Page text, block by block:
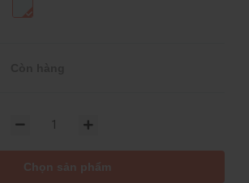
Chọn sản phẩm